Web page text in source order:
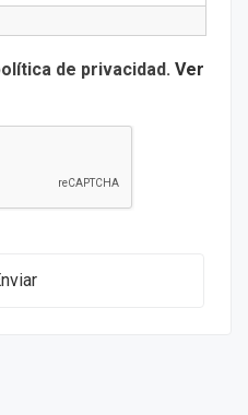
de privacidad. Ver